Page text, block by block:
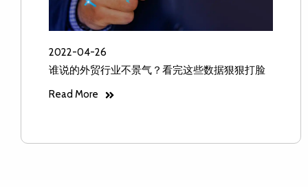
2022-04-26
谁说的外贸行业不景气？看完这些数据狠狠打脸
Read More